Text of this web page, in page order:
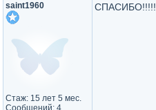
saint1960
Стаж: 15 лет 5 мес.
Сообщений: 4
СПАСИБО!!!!!